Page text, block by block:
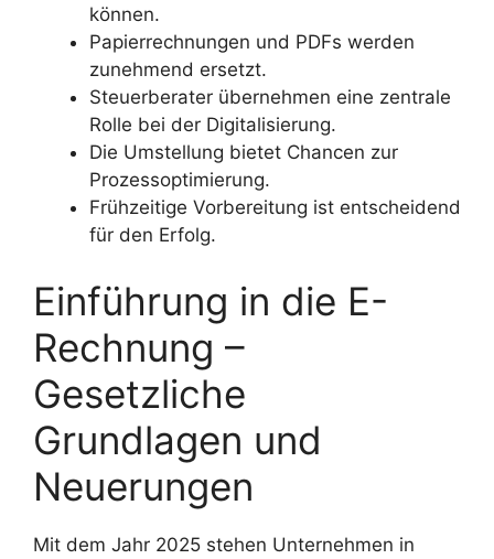
können.
Papierrechnungen und PDFs werden
zunehmend ersetzt.
Steuerberater übernehmen eine zentrale
Rolle bei der Digitalisierung.
Die Umstellung bietet Chancen zur
Prozessoptimierung.
Frühzeitige Vorbereitung ist entscheidend
für den Erfolg.
Einführung in die E-
Rechnung –
Gesetzliche
Grundlagen und
Neuerungen
Mit dem Jahr 2025 stehen Unternehmen in